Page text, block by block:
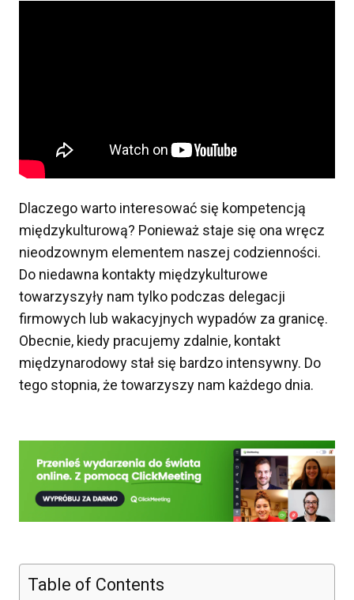
Dlaczego warto interesować się kompetencją
międzykulturową? Ponieważ staje się ona wręcz
nieodzownym elementem naszej codzienności.
Do niedawna kontakty międzykulturowe
towarzyszyły nam tylko podczas delegacji
firmowych lub wakacyjnych wypadów za granicę.
Obecnie, kiedy pracujemy zdalnie, kontakt
międzynarodowy stał się bardzo intensywny. Do
tego stopnia, że towarzyszy nam każdego dnia.
Table of Contents